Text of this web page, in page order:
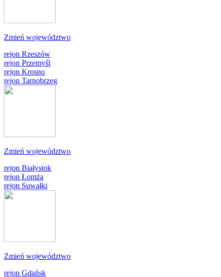
Zmień województwo
rejon Rzeszów
rejon Przemyśl
rejon Krosno
rejon Tarnobrzeg
Zmień województwo
rejon Białystok
rejon Łomża
rejon Suwałki
Zmień województwo
rejon Gdańsk